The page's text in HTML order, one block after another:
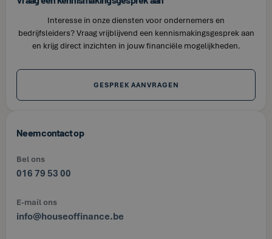
Interesse in onze diensten voor ondernemers en
bedrijfsleiders? Vraag vrijblijvend een kennismakingsgesprek aan
en krijg direct inzichten in jouw financiële mogelijkheden.
GESPREK AANVRAGEN
Neem contact op
Bel ons
016 79 53 00
E-mail ons
info@houseoffinance.be